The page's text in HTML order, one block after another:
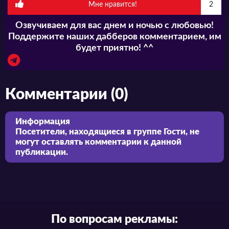
Мне нравится! 2
Озвучиваем для вас днем и ночью с любовью!
Поддержите наших дабберов комментарием, им
будет приятно! ^^
Комментарии (0)
Информация
Посетители, находящиеся в группе Гости, не
могут оставлять комментарии к данной
публикации.
По вопросам рекламы: